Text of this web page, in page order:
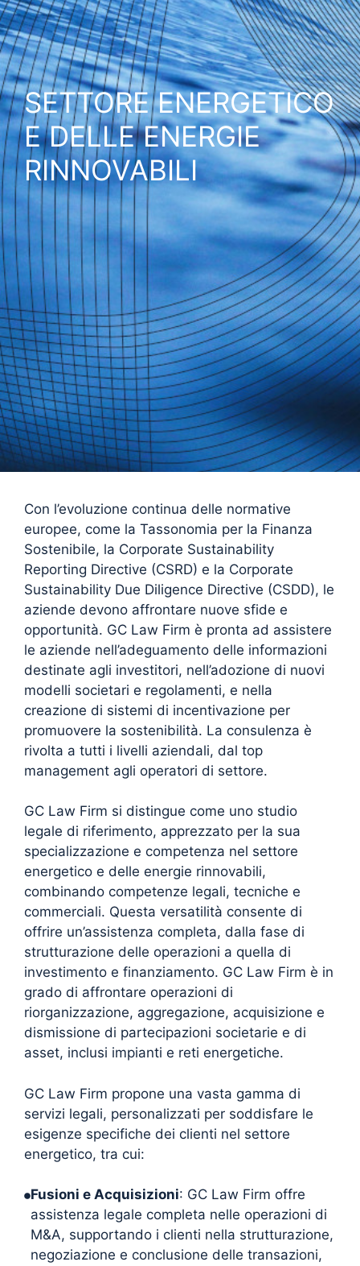
SETTORE ENERGETICO
E DELLE ENERGIE
RINNOVABILI
Con l’evoluzione continua delle normative
europee, come la Tassonomia per la Finanza
Sostenibile, la Corporate Sustainability
Reporting Directive (CSRD) e la Corporate
Sustainability Due Diligence Directive (CSDD), le
aziende devono affrontare nuove sfide e
opportunità. GC Law Firm è pronta ad assistere
le aziende nell’adeguamento delle informazioni
destinate agli investitori, nell’adozione di nuovi
modelli societari e regolamenti, e nella
creazione di sistemi di incentivazione per
promuovere la sostenibilità. La consulenza è
rivolta a tutti i livelli aziendali, dal top
management agli operatori di settore.
GC Law Firm si distingue come uno studio
legale di riferimento, apprezzato per la sua
specializzazione e competenza nel settore
energetico e delle energie rinnovabili,
combinando competenze legali, tecniche e
commerciali. Questa versatilità consente di
offrire un’assistenza completa, dalla fase di
strutturazione delle operazioni a quella di
investimento e finanziamento. GC Law Firm è in
grado di affrontare operazioni di
riorganizzazione, aggregazione, acquisizione e
dismissione di partecipazioni societarie e di
asset, inclusi impianti e reti energetiche.
GC Law Firm propone una vasta gamma di
servizi legali, personalizzati per soddisfare le
esigenze specifiche dei clienti nel settore
energetico, tra cui:
Fusioni e Acquisizioni: GC Law Firm offre
assistenza legale completa nelle operazioni di
M&A, supportando i clienti nella strutturazione,
negoziazione e conclusione delle transazioni,